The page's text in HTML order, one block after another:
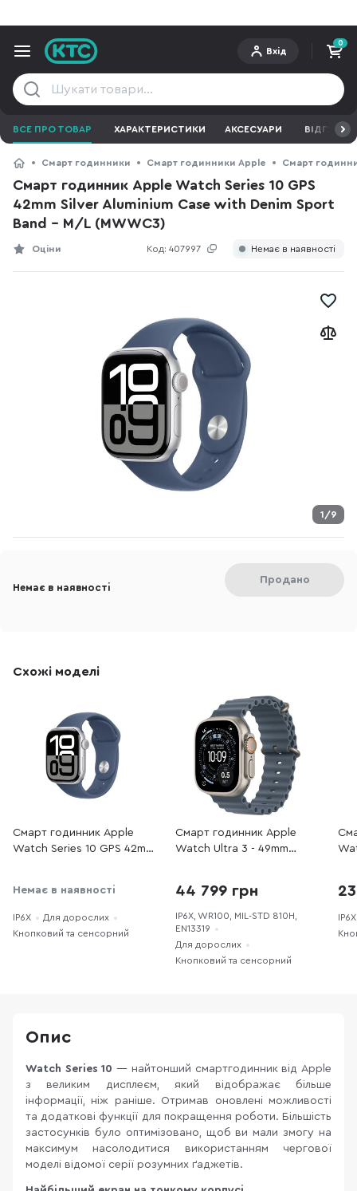
Вхід
0
ВСЕ ПРО ТОВАР ХАРАКТЕРИСТИКИ АКСЕСУАРИ ВІДГУКИ
Смарт годинники Смарт годинники Apple Смарт
Смарт годинник Apple Watch Series 10 GPS
42mm Silver Aluminium Case with Denim Sport
Band - M/L (MWWC3)
Код: 407997
Оціни Немає в наявності
1/9
Немає в наявності
Продано
Схожі моделі
Смарт годинник Apple
Watch Series 10 GPS 42mm
(MWWC3)
Немає в наявності
IP6X
Для дорослих
Кнопковий та сенсорний
Смарт годинник Apple
Watch Ultra 3 - 49mm
(MEWH4)
44 799 грн
IP6X, WR100, MIL-STD 810H,
EN13319
Для дорослих
Кнопковий та сенсорний
IP6X
Опис
Watch Series 10 — найтонший смартгодинник від Apple
з великим дисплеєм, який відображає більше
інформації, ніж раніше. Отримав оновлені можливості
та додаткові функції для покращення роботи. Більшість
застосунків було оптимізовано, щоб ви мали змогу на
максимум насолодитися використанням чергової
моделі відомої серії розумних ґаджетів.